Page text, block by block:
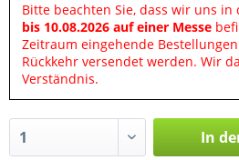
Bitte beachten Sie, dass wir uns in
bis 10.08.2026 auf einer Messe
Zeitraum eingehende
Rückkehr versendet werden. Wir
Verständnis.
In